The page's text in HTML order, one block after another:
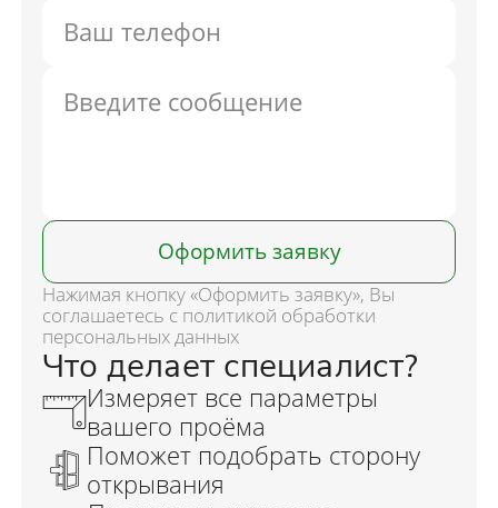
Оформить заявку
Нажимая кнопку «Оформить заявку», Вы
соглашаетесь с политикой обработки
персональных данных